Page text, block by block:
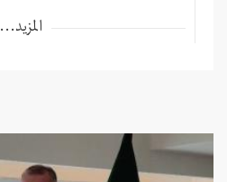
المزيد...